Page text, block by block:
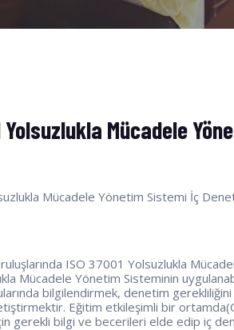
Yolsuzlukla Mücadele
Mücadele Yönetim Sistemi İç
ISO 37001 Yolsuzlukla
Mücadele Yönetim Sisteminin
bilgilendirmek, denetim
Eğitim etkileşimli bir
gerekli bilgi ve becerileri elde edip iç